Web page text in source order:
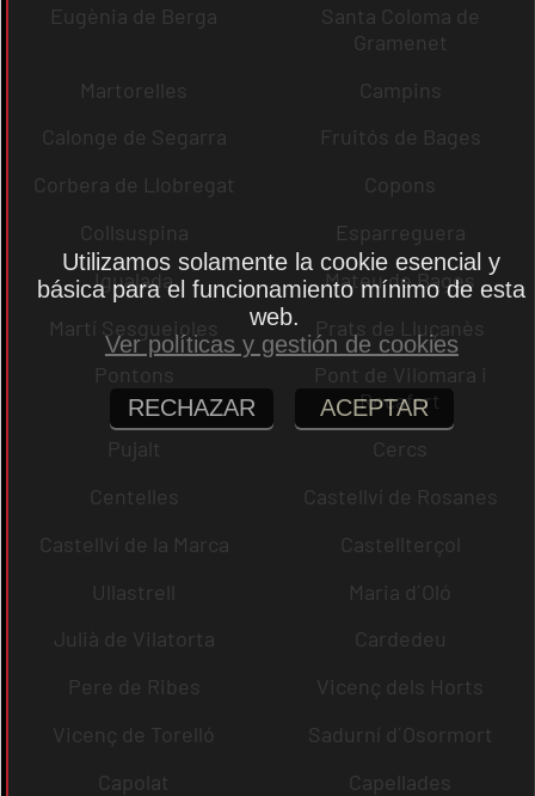
Eugènia de Berga
Santa Coloma de
Gramenet
Martorelles
Campins
Calonge de Segarra
Fruitós de Bages
Corbera de Llobregat
Copons
Collsuspina
Esparreguera
Igualada
Mateu de Bages
Martí Sesgueioles
Prats de Lluçanès
Pontons
Pont de Vilomara i
Rocafort
Pujalt
Cercs
Centelles
Castellví de Rosanes
Castellví de la Marca
Castellterçol
Ullastrell
Maria d´Oló
Julià de Vilatorta
Cardedeu
Pere de Ribes
Vicenç dels Horts
Vicenç de Torelló
Sadurní d´Osormort
Capolat
Capellades
Utilizamos solamente la cookie esencial y
básica para el funcionamiento mínimo de esta
web.
Ver políticas y gestión de cookies
RECHAZAR ACEPTAR